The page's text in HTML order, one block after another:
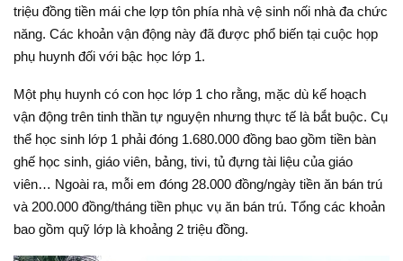
triệu đồng tiền mái che lợp tôn phía nhà vệ sinh nối nhà đa chức
năng. Các khoản vận động này đã được phổ biến tại cuộc họp
phụ huynh đối với bậc học lớp 1.
Một phụ huynh có con học lớp 1 cho rằng, mặc dù kế hoạch
vận động trên tinh thần tự nguyện nhưng thực tế là bắt buộc. Cụ
thể học sinh lớp 1 phải đóng 1.680.000 đồng bao gồm tiền bàn
ghế học sinh, giáo viên, bảng, tivi, tủ đựng tài liệu của giáo
viên… Ngoài ra, mỗi em đóng 28.000 đồng/ngày tiền ăn bán trú
và 200.000 đồng/tháng tiền phục vụ ăn bán trú. Tổng các khoản
bao gồm quỹ lớp là khoảng 2 triệu đồng.